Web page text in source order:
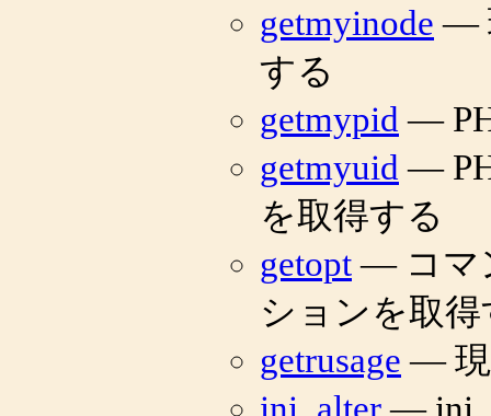
getmyinode —
する
getmypid —
getmyuid —
を取得する
getopt— コマ
ションを取
getrusage — 現